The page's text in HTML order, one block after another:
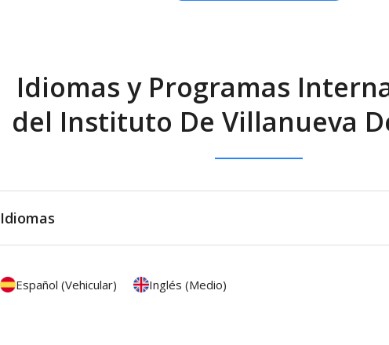
Idiomas y Programas
del Instituto De Villanueva
Idiomas
Español (Vehicular) Inglés (Medio)